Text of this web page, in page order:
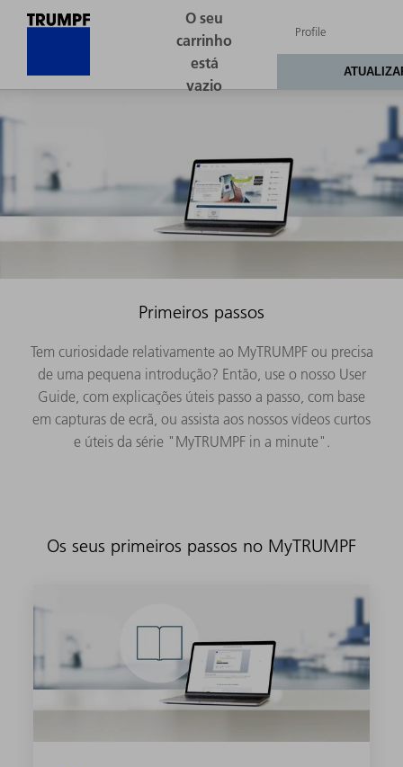
Primeiros passos
Tem curiosidade relativamente ao MyTRUMPF ou precisa
de uma pequena introdução? Então, use o nosso User
Guide, com explicações úteis passo a passo, com base
em capturas de ecrã, ou assista aos nossos vídeos curtos
e úteis da série "MyTRUMPF in a minute".
Os seus primeiros passos no MyTRUMPF